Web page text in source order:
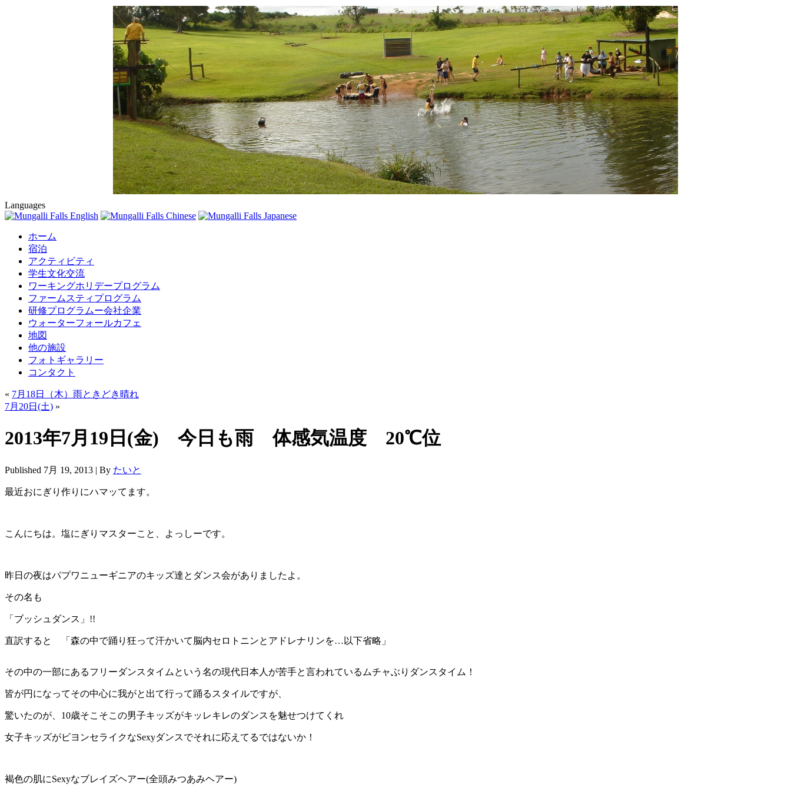
Languages
ホーム
宿泊
アクティビティ
学生文化交流
ワーキングホリデープログラム
ファームスティプログラム
研修プログラムー会社企業
ウォーターフォールカフェ
地図
他の施設
フォトギャラリー
コンタクト
« 7月18日（木）雨ときどき晴れ
7月20日(土) »
2013年7月19日(金) 今日も雨 体感気温度 20℃位
Published 7月 19, 2013 | By たいと
最近おにぎり作りにハマッてます。
こんにちは。塩にぎりマスターこと、よっしーです。
昨日の夜はパプワニューギニアのキッズ達とダンス会がありましたよ。
その名も
「ブッシュダンス」!!
直訳すると 「森の中で踊り狂って汗かいて脳内セロトニンとアドレナリンを…以下省略」
その中の一部にあるフリーダンスタイムという名の現代日本人が苦手と言われているムチャぶりダンスタイム！
皆が円になってその中心に我がと出て行って踊るスタイルですが、
驚いたのが、10歳そこそこの男子キッズがキッレキレのダンスを魅せつけてくれ
女子キッズがビヨンセライクなSexyダンスでそれに応えてるではないか！
褐色の肌にSexyなブレイズヘアー(全頭みつあみヘアー)